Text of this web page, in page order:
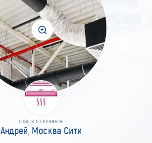
отзыв от клиента
Андрей, Москва Сити